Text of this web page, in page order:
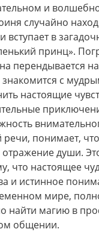
и
случайно
вступает в
принц».
перендывается
знакомится с
настоящие
речи, понимает,
души.
что настоящее
и истинное
мире,
найти магию в
общении.